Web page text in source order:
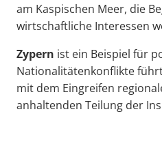
am Kaspischen Meer, die
wirtschaftliche Interessen
Zypern ist ein Beispiel für
Nationalitätenkonflikte
mit dem Eingreifen
anhaltenden Teilung der